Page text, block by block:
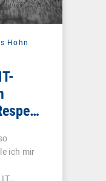
Hohn
ich mir